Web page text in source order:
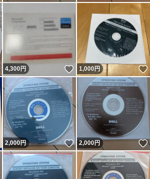
いいね！
4,300円 いいね！
1,000円
いいね！
2,000円 いいね！
2,000円